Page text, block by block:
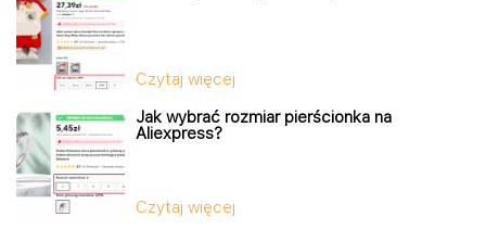
Czytaj więcej
Jak wybrać rozmiar pierścionka na
Aliexpress?
Czytaj więcej